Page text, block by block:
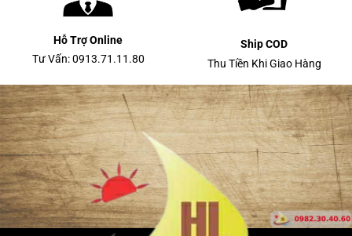
Hỗ Trợ Online
Tư Vấn: 0913.71.11.80
Ship COD
Thu Tiền Khi Giao Hàng